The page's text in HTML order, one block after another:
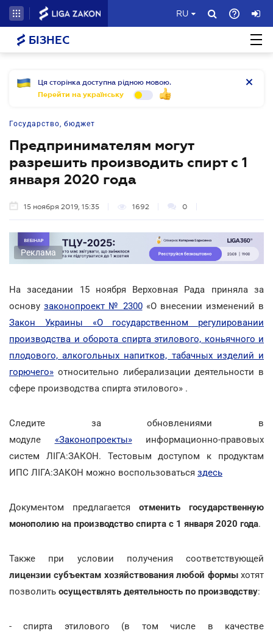
RU
БІЗНЕС
Ця сторінка доступна рідною мовою.
Перейти на українську
Государство, бюджет
Предпринимателям могут
разрешить производить спирт с 1
января 2020 года
15 ноября 2019, 15:35 1692 0
Реклама
На заседании 15 ноября Верховная Рада приняла за
основузаконопроект № 2300«О внесении изменений в
Закон Украины «О государственном регулировании
производства и оборота спирта этилового, коньячного и
плодового, алкогольных напитков, табачных изделий и
горючего» относительно либерализации деятельности в
сфере производства спирта этилового» .
Следите за обновлениями в
модуле «Законопроекты»информационно-правовых
систем ЛІГА:ЗАКОН. Тестовым доступом к продуктам
ИПС ЛІГА:ЗАКОН можно воспользоваться здесь
Документом предлагается отменить государственную
монополию на производство спирта с 1 января 2020 года.
Также при условии получения соответствующей
лицензии субъектам хозяйствования любой формыхотят
позволить осуществлять деятельность по производству:
- спирта этилового (в том числе в качестве